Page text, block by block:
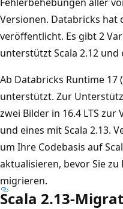
Versionen. Databricks hat
veröffentlicht. Es gibt 2
unterstützt Scala 2.12 und
Ab Databricks Runtime 17
unterstützt. Zur
zwei Bilder in 16.4 LTS zur
und eines mit Scala 2.13.
um Ihre Codebasis auf
aktualisieren, bevor Sie
migrieren.
Scala 2.13-